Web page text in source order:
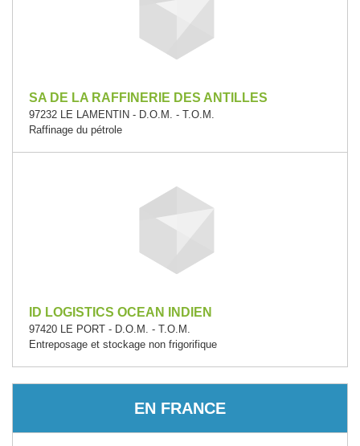
SA DE LA RAFFINERIE DES ANTILLES
97232 LE LAMENTIN - D.O.M. - T.O.M.
Raffinage du pétrole
ID LOGISTICS OCEAN INDIEN
97420 LE PORT - D.O.M. - T.O.M.
Entreposage et stockage non frigorifique
EN FRANCE